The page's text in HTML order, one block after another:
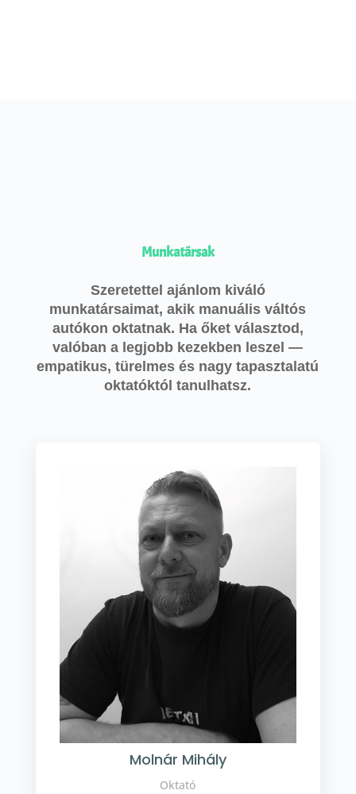
Munkatársak
Szeretettel ajánlom kiváló
munkatársaimat, akik manuális váltós
autókon oktatnak. Ha őket választod,
valóban a legjobb kezekben leszel —
empatikus, türelmes és nagy tapasztalatú
oktatóktól tanulhatsz.
Molnár Mihály
Oktató